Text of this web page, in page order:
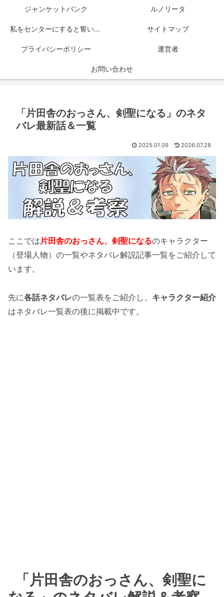
ジャンケットバンク ルノリータ
私をセンターにすると誓いますか？ サイトマップ
プライバシーポリシー 運営者
お問い合わせ
「片田舎のおっさん、剣聖になる」のネタ
バレ最新話＆一覧
2025.01.09 2026.07.28
ここでは片田舎のおっさん、剣聖になるのキャラクター
（登場人物）の一覧やネタバレ解説記事一覧をご紹介して
います。
先に各話ネタバレの一覧表をご紹介し、 キャラクター紹介
はネタバレ一覧表の後に掲載中です。
「片田舎のおっさん、剣聖に